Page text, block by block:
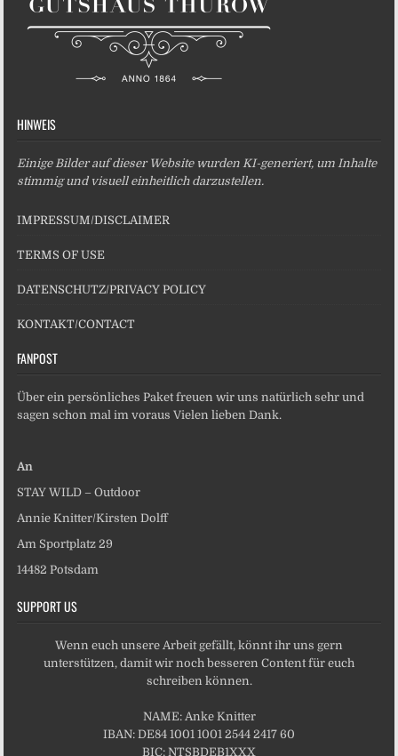
HINWEIS
Einige Bilder auf dieser Website wurden KI-generiert, um Inhalte
stimmig und visuell einheitlich darzustellen.
IMPRESSUM/DISCLAIMER
TERMS OF USE
DATENSCHUTZ/PRIVACY POLICY
KONTAKT/CONTACT
FANPOST
Über ein persönliches Paket freuen wir uns natürlich sehr und
sagen schon mal im voraus Vielen lieben Dank.
An
STAY WILD – Outdoor
Annie Knitter/Kirsten Dolff
Am Sportplatz 29
14482 Potsdam
SUPPORT US
Wenn euch unsere Arbeit gefällt, könnt ihr uns gern
unterstützen, damit wir noch besseren Content für euch
schreiben können.
NAME: Anke Knitter
IBAN: DE84 1001 1001 2544 2417 60
BIC: NTSBDEB1XXX